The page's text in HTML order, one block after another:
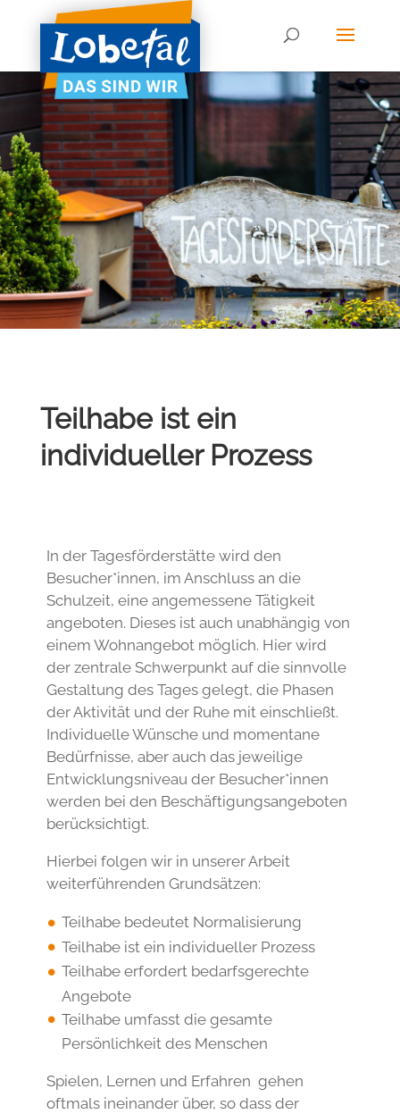
Teilhabe ist ein
individueller Prozess
In der Tagesförderstätte wird den
Besucher*innen, im Anschluss an die
Schulzeit, eine angemessene Tätigkeit
angeboten. Dieses ist auch unabhängig von
einem Wohnangebot möglich. Hier wird
der zentrale Schwerpunkt auf die sinnvolle
Gestaltung des Tages gelegt, die Phasen
der Aktivität und der Ruhe mit einschließt.
Individuelle Wünsche und momentane
Bedürfnisse, aber auch das jeweilige
Entwicklungsniveau der Besucher*innen
werden bei den Beschäftigungsangeboten
berücksichtigt.
Hierbei folgen wir in unserer Arbeit
weiterführenden Grundsätzen:
Teilhabe bedeutet Normalisierung
Teilhabe ist ein individueller Prozess
Teilhabe erfordert bedarfsgerechte
Angebote
Teilhabe umfasst die gesamte
Persönlichkeit des Menschen
Spielen, Lernen und Erfahren gehen
oftmals ineinander über, so dass der